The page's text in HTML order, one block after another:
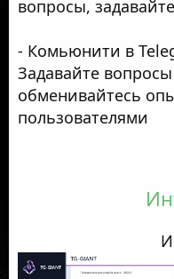
вопросы,
- Комьюнити в
Задавайте
обменивайтесь
пользователями